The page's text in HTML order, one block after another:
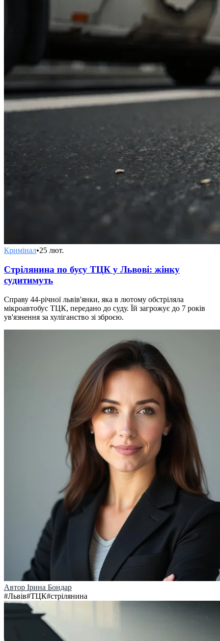
Кримінал•25 лют.
Стрілянина по бусу ТЦК у Львові: жінку
судитимуть
Справу 44-річної львів'янки, яка в лютому обстріляла
мікроавтобус ТЦК, передано до суду. Їй загрожує до 7 років
ув'язнення за хуліганство зі зброєю.
Автор Ірина Бондар
#Львів#ТЦК#стрілянина